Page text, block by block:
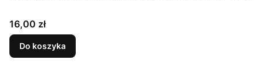
Cena
16,00 zł
Do koszyka